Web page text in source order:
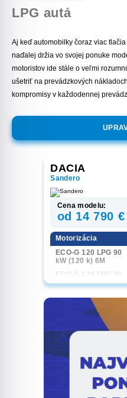
LPG autá
Aj keď automobilky čoraz viac
naďalej držia vo svojej ponuke
motoristov ide stále o veľmi
ušetriť na prevádzkových nákladoch
kompromisy v každodennej
DACIA
Sandero
Cena modelu:
od 14 790 €
Motorizácia
ECO-G 120 LPG 90
kW (120 k) 6M
ECO-G 120 LPG 90
kW (120 k) 6EDC